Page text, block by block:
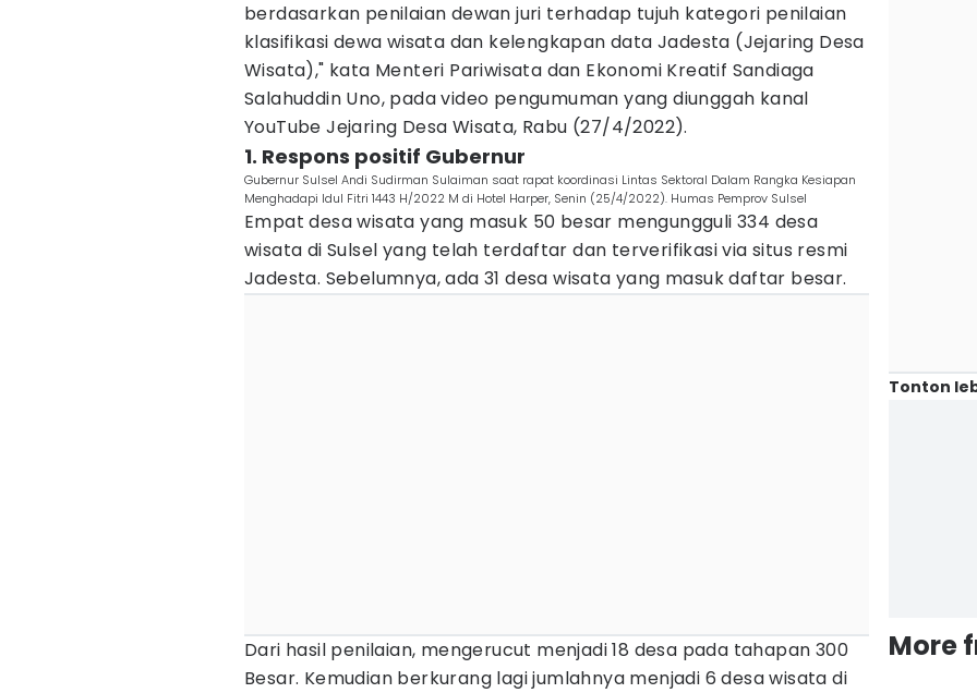
berdasarkan penilaian dewan juri terhadap tujuh kategori penilaian
klasifikasi dewa wisata dan kelengkapan data Jadesta (Jejaring Desa
Wisata)," kata Menteri Pariwisata dan Ekonomi Kreatif Sandiaga
Salahuddin Uno, pada video pengumuman yang diunggah kanal
YouTube Jejaring Desa Wisata, Rabu (27/4/2022).
1. Respons positif Gubernur
Gubernur Sulsel Andi Sudirman Sulaiman saat rapat koordinasi Lintas Sektoral Dalam Rangka Kesiapan
Menghadapi Idul Fitri 1443 H/2022 M di Hotel Harper, Senin (25/4/2022). Humas Pemprov Sulsel
Empat desa wisata yang masuk 50 besar mengungguli 334 desa
wisata di Sulsel yang telah terdaftar dan terverifikasi via situs resmi
Jadesta. Sebelumnya, ada 31 desa wisata yang masuk daftar besar.
Dari hasil penilaian, mengerucut menjadi 18 desa pada tahapan 300
Besar. Kemudian berkurang lagi jumlahnya menjadi 6 desa wisata di
Tonton
More